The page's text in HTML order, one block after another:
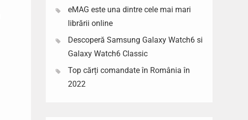
eMAG este una dintre cele mai mari
librării online
Descoperă Samsung Galaxy Watch6 si
Galaxy Watch6 Classic
Top cărți comandate în România în
2022